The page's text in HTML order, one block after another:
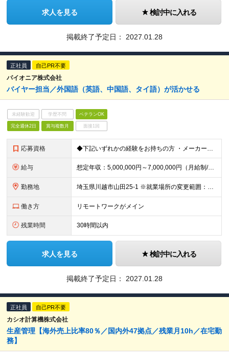
求人を見る 検討中に入れる
掲載終了予定日： 2027.01.28
正社員 自己PR不要
パイオニア株式会社
バイヤー担当／外国語（英語、中国語、タイ語）が活かせる
未経験歓迎 学歴不問 ベテランOK
完全週休2日 賞与複数月 面接1回
応募資格 ◆下記いずれかの経験をお持ちの方 ・メーカーにおいて調達（バイヤー）の実務経験をお持ちの方 （5年以上） ・専門商社において半導体または電子部品の営業／技術営業（FAE）経験 ・調達（バイヤー）担当と
給与 想定年収：5,000,000円～7,000,000円（月給制/16分割した金額を毎月支給） ※前職年収、ご年齢、ご経験を考慮の上決定します ※残業代は別途支給します ※正社員は賞与年2回あり
勤務地 埼玉県川越市山田25-1 ※就業場所の変更範囲：会社の定める場所
働き方 リモートワークがメイン
残業時間 30時間以内
求人を見る 検討中に入れる
掲載終了予定日： 2027.01.28
正社員 自己PR不要
カシオ計算機株式会社
生産管理【海外売上比率80％／国内外47拠点／残業月10h／在宅勤
務】